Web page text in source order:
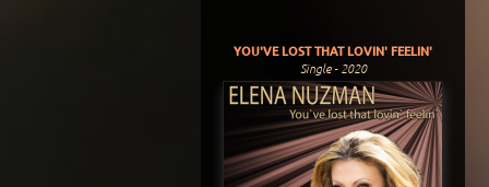
YOU'VE LOST THAT LOVIN' FEELIN'
Single - 2020